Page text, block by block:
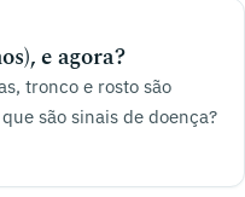
e agora?
tronco e rosto são
são sinais de doença?